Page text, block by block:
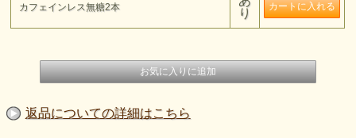
カフェインレス無糖2本
り
返品についての詳細はこちら